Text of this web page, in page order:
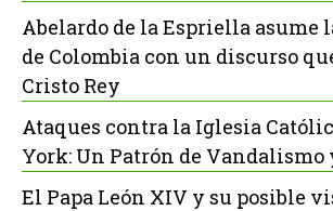
Abelardo de la Espriella asume
de Colombia con un discurso
Cristo Rey
Ataques contra la Iglesia
York: Un Patrón de Vandalismo
El Papa León XIV y su posible